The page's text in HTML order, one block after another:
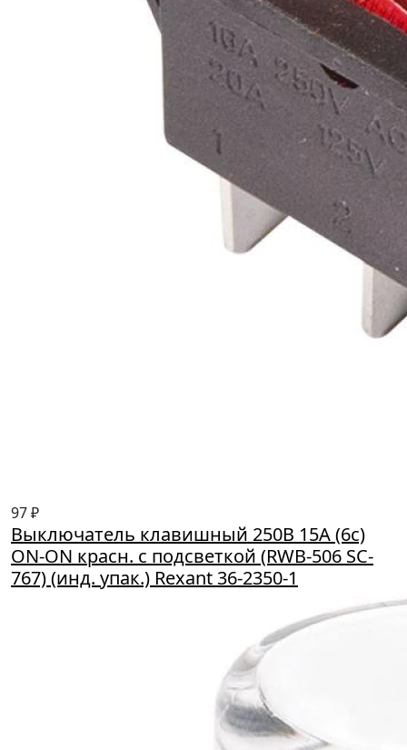
97 ₽
Выключатель клавишный 250В 15А (6с)
ON-ON красн. с подсветкой (RWB-506 SC-
767) (инд. упак.) Rexant 36-2350-1